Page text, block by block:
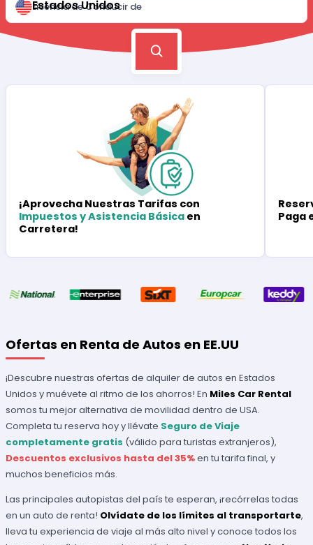
Licencia de Conducir de
Estados Unidos
¡Aprovecha Nuestras Tarifas con
Impuestos y Asistencia Básica en
Carretera!
Paga
Ofertas en Renta de Autos en EE.UU
¡Descubre nuestras ofertas de alquiler de autos en Estados
Unidos y muévete al ritmo de los ahorros! En Miles Car Rental
somos tu mejor alternativa de movilidad dentro de USA.
Completa tu reserva hoy y llévate Seguro de Viaje
completamente gratis (válido para turistas extranjeros),
Descuentos exclusivos hasta del 35%en tu tarifa final, y
muchos beneficios más.
Las principales autopistas del país te esperan, ¡recórrelas todas
en un auto de renta! Olvídate de los límites al transportarte,
lleva tu experiencia de viaje al más alto nivel y conoce todos los